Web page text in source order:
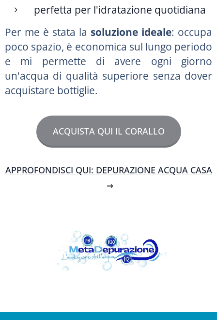
perfetta per l'idratazione quotidiana
Per me è stata la soluzione ideale: occupa
poco spazio, è economica sul lungo periodo
e mi permette di avere ogni giorno
un'acqua di qualità superiore senza dover
acquistare bottiglie.
ACQUISTA QUI IL CORALLO
APPROFONDISCI QUI: DEPURAZIONE ACQUA CASA